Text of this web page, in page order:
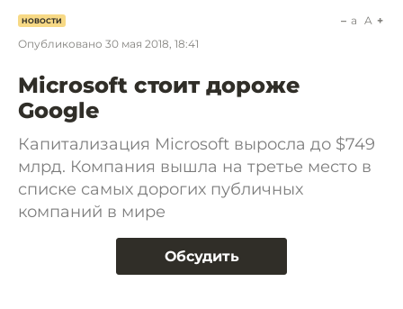
НОВОСТИ
Опубликовано 30 мая 2018, 18:41
a A
Microsoft стоит дороже
Google
Капитализация Microsoft выросла до $749
млрд. Компания вышла на третье место в
списке самых дорогих публичных
компаний в мире
Обсудить